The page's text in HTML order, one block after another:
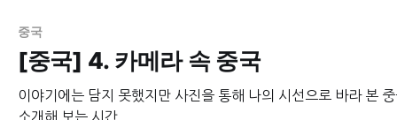
중국
[중국] 4. 카메라 속 중국
이야기에는 담지 못했지만 사진을 통해 나의 시선으로 바라 본
소개해 보는 시간.